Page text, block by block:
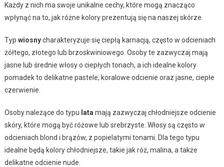
Każdy z nich ma swoje unikalne cechy, które mogą znacząco
wpłynąć na to, jak różne kolory prezentują się na naszej skórze.
Typ wiosnycharakteryzuje się ciepłą karnacją, często w odcieniach
żółtego, złotego lub brzoskwiniowego. Osoby te zazwyczaj mają
jasne lub średnie włosy o ciepłych tonach, a ich idealne kolory
pomadek to delikatne pastele, koralowe odcienie oraz jasne, ciepłe
czerwienie.
Osoby należące do typu lata mają zazwyczaj chłodniejsze odcienie
skóry, które mogą być różowe lub srebrzyste. Włosy są często w
odcieniach blond i brązów, z popielatymi tonami. Dla tego typu
idealne będą kolory chłodniejsze, takie jak róż, malina, a także
delikatne odcienie nude.